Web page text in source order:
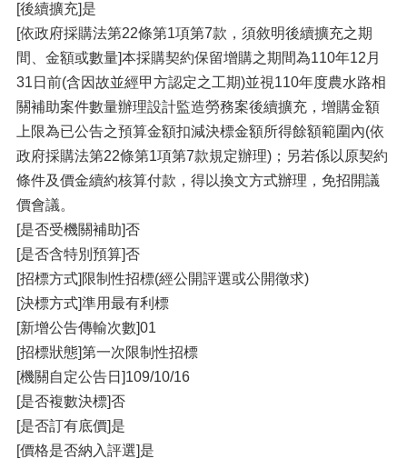
[後續擴充]是
[依政府採購法第22條第1項第7款，須敘明後續擴充之期
間、金額或數量]本採購契約保留增購之期間為110年12月
31日前(含因故並經甲方認定之工期)並視110年度農水路相
關補助案件數量辦理設計監造勞務案後續擴充，增購金額
上限為已公告之預算金額扣減決標金額所得餘額範圍內(依
政府採購法第22條第1項第7款規定辦理)；另若係以原契約
條件及價金續約核算付款，得以換文方式辦理，免招開議
價會議。
[是否受機關補助]否
[是否含特別預算]否
[招標方式]限制性招標(經公開評選或公開徵求)
[決標方式]準用最有利標
[新增公告傳輸次數]01
[招標狀態]第一次限制性招標
[機關自定公告日]109/10/16
[是否複數決標]否
[是否訂有底價]是
[價格是否納入評選]是